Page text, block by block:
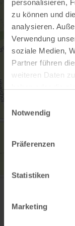
personalisieren,
zu können und
analysieren.
Verwendung
soziale Medien,
Partner führen
weiteren Daten
Einwilligungsauswahl
Notwendig
Präferenzen
Statistiken
Marketing
Kartoffeln -
Planifier